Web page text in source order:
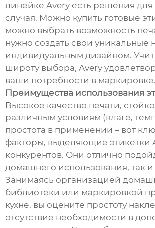
линейке Avery есть решения для
случая. Можно купить готовые
можно выбрать возможность
нужно создать свои уникальные
индивидуальным дизайном.
широту выбора, Avery
ваши потребности в маркировке.
Преимущества использования
Высокое качество печати,
различным условиям (влаге,
простота в применении – вот
факторы, выделяющие этикетки
конкурентов. Они отлично
домашнего использования, так и
Занимаясь организацией
библиотеки или маркировкой
кухне, вы оцените простоту
отсутствие необходимости в